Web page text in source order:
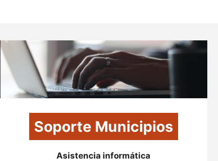
Soporte Municipios
Asistencia informática